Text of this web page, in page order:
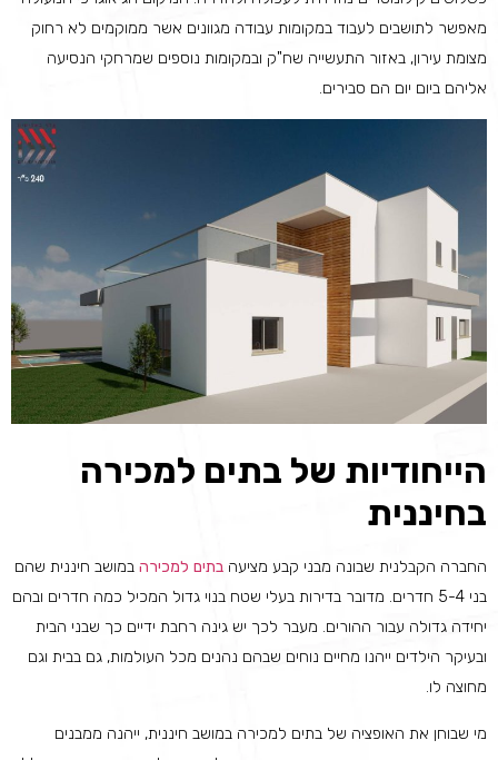
מאפשר לתושבים לעבוד במקומות עבודה מגוונים אשר ממוקמים לא רחוק
מצומת עירון, באזור התעשייה שח"ק ובמקומות נוספים שמרחקי הנסיעה
אליהם ביום יום הם סבירים.
הייחודיות של בתים למכירה
בחיננית
החברה הקבלנית שבונה מבני קבע מציעה בתים למכירהבמושב חיננית שהם
בני 5-4 חדרים. מדובר בדירות בעלי שטח בנוי גדול המכיל כמה חדרים ובהם
יחידה גדולה עבור ההורים. מעבר לכך יש גינה רחבת ידיים כך שבני הבית
ובעיקר הילדים ייהנו מחיים נוחים שבהם נהנים מכל העולמות, גם בבית וגם
מחוצה לו.
מי שבוחן את האופציה של בתים למכירה במושב חיננית, ייהנה ממבנים